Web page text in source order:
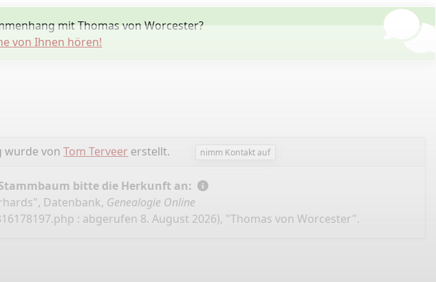
mit Thomas von Worcester?
von Ihnen hören!
wurde vonTom Terveer erstellt. nimm Kontakt auf
bitte die Herkunft an:
Datenbank, Genealogie Online
: abgerufen 8. August 2026), "Thomas von Worcester".